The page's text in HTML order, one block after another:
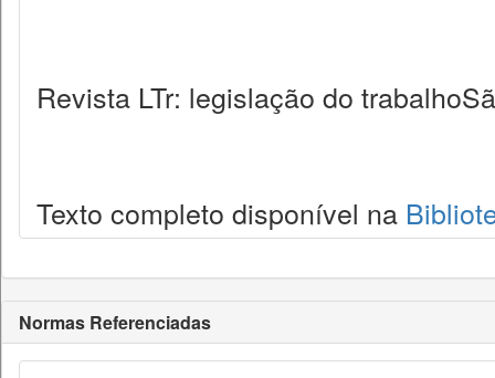
Revista LTr: legislação do
Texto completo disponível na
Normas Referenciadas